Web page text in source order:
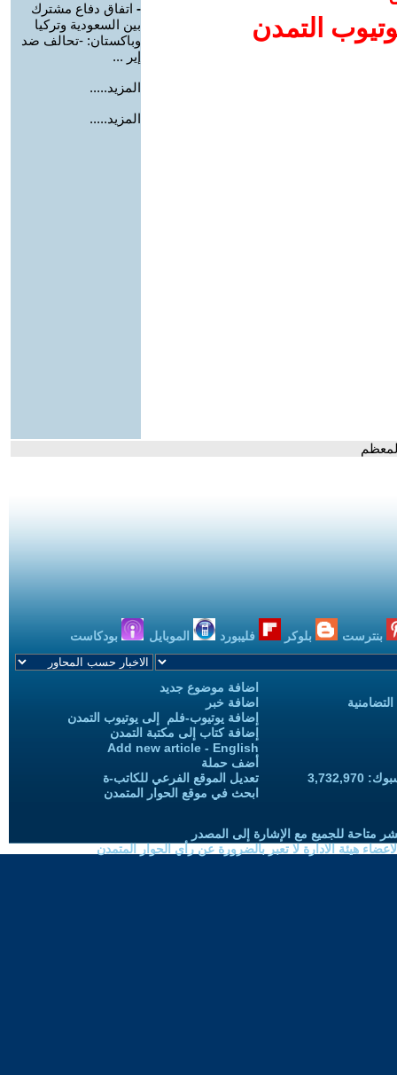
التمدن
- اتفاق دفاع مشترك
بين السعودية وتركيا
وباكستان: -تحالف ضد
إير ...
المزيد.....
المزيد.....
بنترست بلوكر فليبورد الموبايل بودكاست
اضافة موضوع جديد
اضافة خبر
إضافة يوتيوب-فلم إلى يوتيوب التمدن
إضافة كتاب إلى مكتبة التمدن
Add new article - English
أضف حملة
تعديل الموقع الفرعي للكاتب-ة
ابحث في موقع الحوار المتمدن
متاحة للجميع مع الإشارة إلى المصدر
هيئة الادارة لا تعبر بالضرورة عن رأي الحوار المتمدن